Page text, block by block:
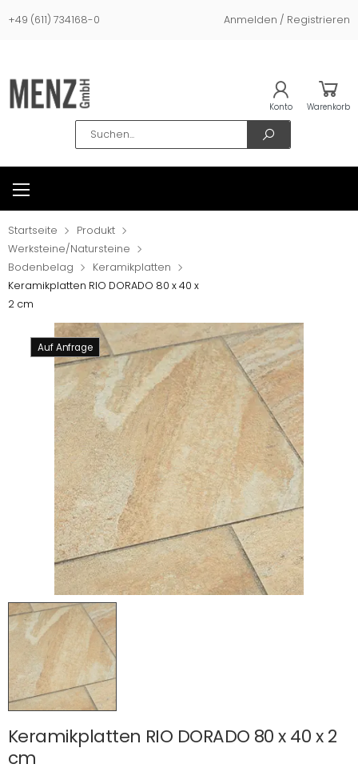
+49 (611) 734168-0 Anmelden / Registrieren
Search
Konto Warenkorb
Startseite
Produkt
Werksteine/Natursteine
Bodenbelag
Keramikplatten
Keramikplatten RIO DORADO 80 x 40 x
2 cm
Auf Anfrage
Keramikplatten RIO DORADO 80 x 40 x 2
cm